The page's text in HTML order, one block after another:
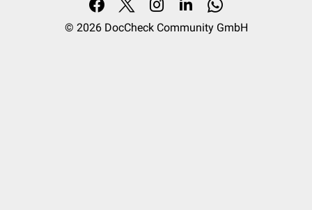
© 2026 DocCheck Community GmbH